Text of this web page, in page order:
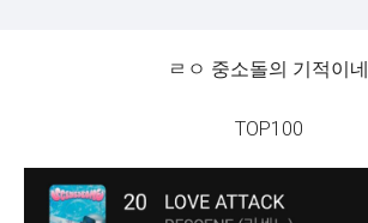
ㄹㅇ 중소돌의 기적이네
TOP100